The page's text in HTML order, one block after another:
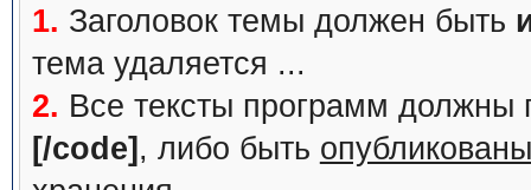
1. Заголовок темы должен быть
тема удаляется ...
2. Все тексты программ должны
[/code] , либо быть